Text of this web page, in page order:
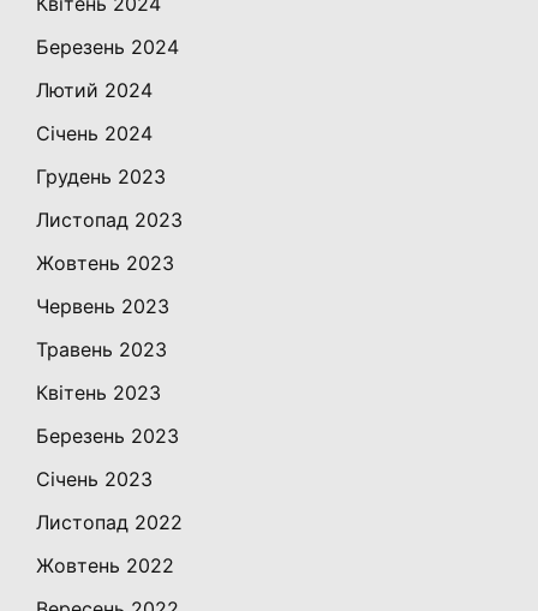
Березень 2024
Лютий 2024
Січень 2024
Грудень 2023
Листопад 2023
Жовтень 2023
Червень 2023
Травень 2023
Квітень 2023
Березень 2023
Січень 2023
Листопад 2022
Жовтень 2022